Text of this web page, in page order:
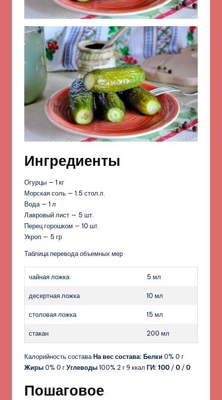
Ингредиенты
Огурцы — 1 кг
Морская соль — 1.5 стол.л.
Вода — 1 л
Лавровый лист — 5 шт.
Перец горошком — 10 шт.
Укроп — 5 гр
Таблица перевода объемных мер
чайная ложка 5 мл
десертная ложка 10 мл
столовая ложка 15 мл
стакан 200 мл
Калорийность составаНа вес состава: Белки0% 0 г
Жиры0% 0 гУглеводы100% 2 г 9 ккал ГИ: 100 / 0 / 0
Пошаговое